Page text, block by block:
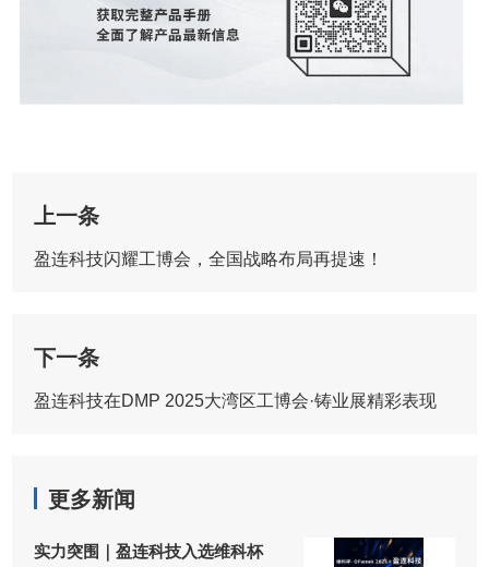
上一条
盈连科技闪耀工博会，全国战略布局再提速！
下一条
盈连科技在DMP 2025大湾区工博会·铸业展精彩表现
更多新闻
实力突围｜盈连科技入选维科杯